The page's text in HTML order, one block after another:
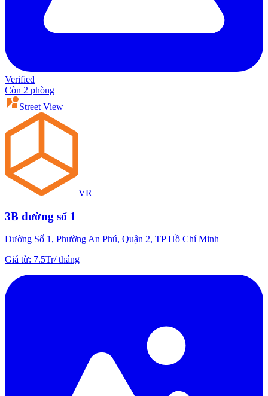
Verified
Còn 2 phòng
Street View
VR
3B đường số 1
Đường Số 1, Phường An Phú, Quận 2, TP Hồ Chí Minh
Giá từ: 7.5Tr/tháng